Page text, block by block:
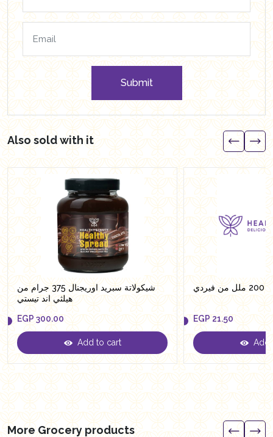
Submit
Also sold with it
شيكولاتة سبريد اوريجنال 375 جرام من
هيلثي اند تيستي
EGP
EGP 300.00
Add to cart EGP
EGP 21.50
Add
More Grocery products